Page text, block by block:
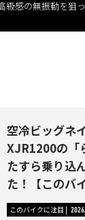
級感の無振動を狙
空冷ビッグネ
XJR1200の「
たすら乗り込
た！【このバ
このバイクに注目